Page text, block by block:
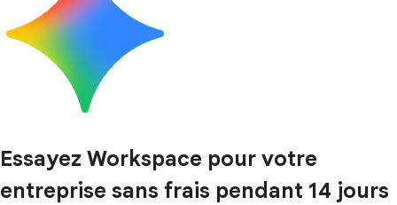
Essayez Workspace pour votre
entreprise sans frais pendant 14 jours